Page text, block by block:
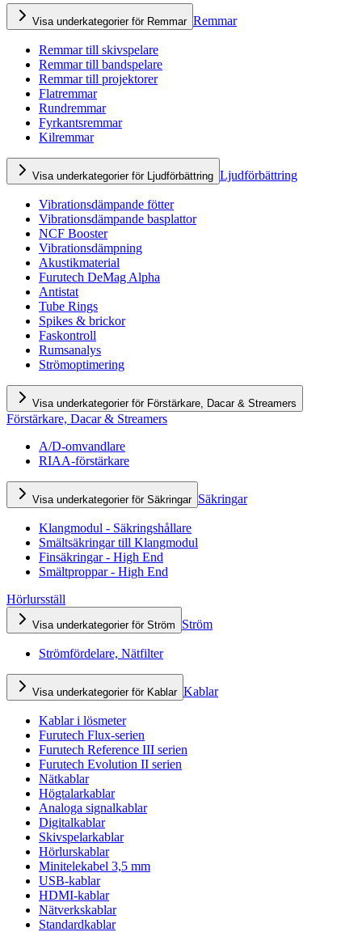
Visa underkategorier för Remmar Remmar
Remmar till skivspelare
Remmar till bandspelare
Remmar till projektorer
Flatremmar
Rundremmar
Fyrkantsremmar
Kilremmar
Visa underkategorier för Ljudförbättring Ljudförbättring
Vibrationsdämpande fötter
Vibrationsdämpande basplattor
NCF Booster
Vibrationsdämpning
Akustikmaterial
Furutech DeMag Alpha
Antistat
Tube Rings
Spikes & brickor
Faskontroll
Rumsanalys
Strömoptimering
Visa underkategorier för Förstärkare, Dacar & Streamers
Förstärkare, Dacar & Streamers
A/D-omvandlare
RIAA-förstärkare
Visa underkategorier för Säkringar Säkringar
Klangmodul - Säkringshållare
Smältsäkringar till Klangmodul
Finsäkringar - High End
Smältproppar - High End
Hörlursställ
Visa underkategorier för Ström Ström
Strömfördelare, Nätfilter
Visa underkategorier för Kablar Kablar
Kablar i lösmeter
Furutech Flux-serien
Furutech Reference III serien
Furutech Evolution II serien
Nätkablar
Högtalarkablar
Analoga signalkablar
Digitalkablar
Skivspelarkablar
Hörlurskablar
Minitelekabel 3,5 mm
USB-kablar
HDMI-kablar
Nätverkskablar
Standardkablar